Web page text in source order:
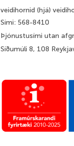
veidihornid (hjá)
Sími: 568-8410
Þjónustusími utan
Síðumúli 8, 108